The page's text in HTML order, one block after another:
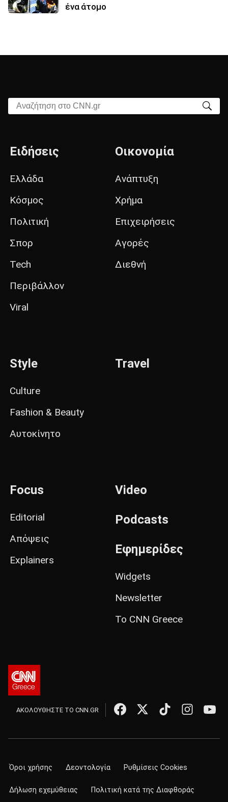
ένα άτομο
Αναζήτηση στο CNN.gr
Ειδήσεις
Ελλάδα
Κόσμος
Πολιτική
Σπορ
Tech
Περιβάλλον
Viral
Οικονομία
Ανάπτυξη
Χρήμα
Επιχειρήσεις
Αγορές
Διεθνή
Style
Culture
Fashion & Beauty
Αυτοκίνητο
Travel
Focus
Editorial
Απόψεις
Explainers
Video
Podcasts
Εφημερίδες
Widgets
Newsletter
Το CNN Greece
ΑΚΟΛΟΥΘΗΣΤΕ ΤΟ CNN.GR
Όροι χρήσης Δεοντολογία Ρυθμίσεις Cookies
Δήλωση εχεμύθειας Πολιτική κατά της Διαφθοράς